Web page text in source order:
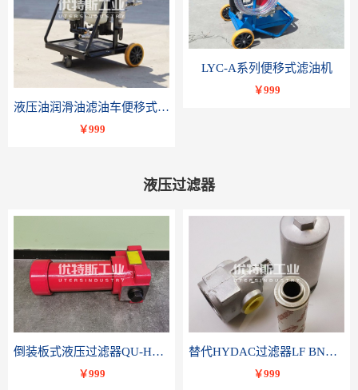
液压油润滑油滤油车便移式滤油机LYC-B系列-优特斯工业科技
￥999
LYC-A系列便移式滤油机
￥999
液压过滤器
倒装板式液压过滤器QU-H250x10BDP
￥999
替代HYDAC过滤器LF BNHC 110 I C20B 1.0-A2-B3
￥999